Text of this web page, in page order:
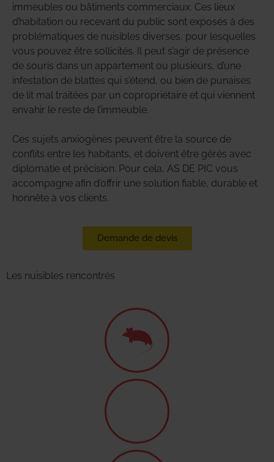
immeubles ou bâtiments commerciaux. Ces lieux
d’habitation ou recevant du public sont exposés à des
problématiques de nuisibles diverses, pour lesquelles
vous pouvez être sollicités. Il peut s’agir de présence
de souris dans un appartement ou plusieurs, d’une
infestation de blattes qui s’étend, ou bien de punaises
de lit mal traitées par un copropriétaire et qui viennent
envahir le reste de l’immeuble.
Ces sujets anxiogènes peuvent être la source de
conflits entre les habitants, et doivent être gérés avec
diplomatie et précision. Pour cela, AS DE PIC vous
accompagne afin d’offrir une solution fiable, durable et
honnête à vos clients.
Demande de devis
Les nuisibles rencontrés